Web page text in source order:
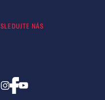
SLEDUJTE NÁS